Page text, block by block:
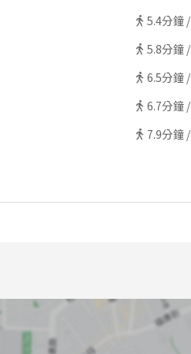
5.4分鐘 /
5.8分鐘 /
6.5分鐘 /
6.7分鐘 /
7.9分鐘 /